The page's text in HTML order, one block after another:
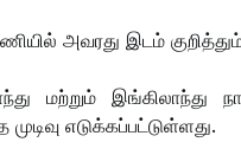
அவரது இடம்
மற்றும் இங்கிலாந்து
எடுக்கப்பட்டுள்ளது.